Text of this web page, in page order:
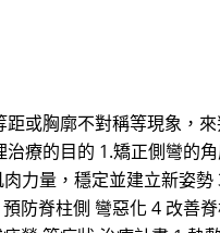
或胸廓不對稱等現象，
治療的目的 1.矯正側彎的
力量，穩定並建立新姿勢
防脊柱側 彎惡化 4 改善